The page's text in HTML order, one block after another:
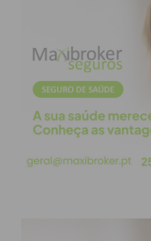
Relativamente à nova
investimento novo, que
Carlos Alberto Silva
primeira vez, dar uma
necessidade de ir ao
de agora, terá uma
numa proximidade
humanizada”,
A nova unidade de